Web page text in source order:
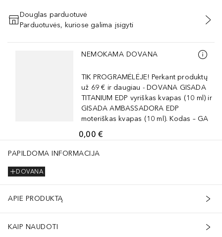
PRIDĖTI Į KREPŠELĮ
Douglas parduotuvė
Parduotuvės, kuriose galima įsigyti
Praleisti slankiklį
NEMOKAMA DOVANA
TIK PROGRAMĖLĖJE! Perkant produktų
už 69 € ir daugiau - DOVANA GISADA
TITANIUM EDP vyriškas kvapas (10 ml) ir
GISADA AMBASSADORA EDP
moteriškas kvapas (10 ml). Kodas – GA
0,00 €
PAPILDOMA INFORMACIJA
DOVANA
APIE PRODUKTĄ
KAIP NAUDOTI